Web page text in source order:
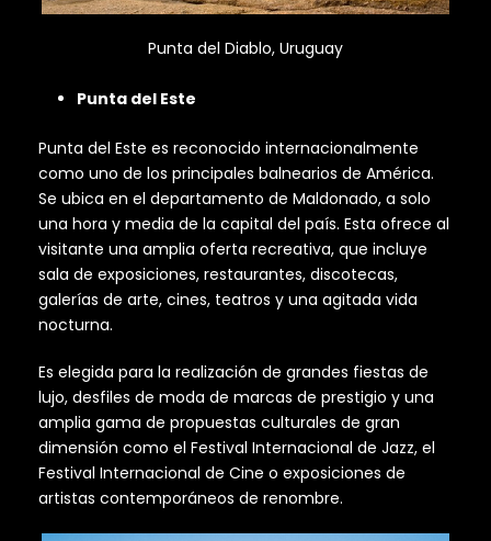
Punta del Diablo, Uruguay
Punta del Este
Punta del Este es reconocido internacionalmente
como uno de los principales balnearios de América.
Se ubica en el departamento de Maldonado, a solo
una hora y media de la capital del país. Esta ofrece al
visitante una amplia oferta recreativa, que incluye
sala de exposiciones, restaurantes, discotecas,
galerías de arte, cines, teatros y una agitada vida
nocturna.
Es elegida para la realización de grandes fiestas de
lujo, desfiles de moda de marcas de prestigio y una
amplia gama de propuestas culturales de gran
dimensión como el Festival Internacional de Jazz, el
Festival Internacional de Cine o exposiciones de
artistas contemporáneos de renombre.